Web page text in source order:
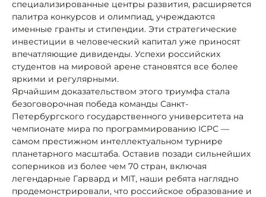
специализированные центры развития, расширяется
палитра конкурсов и олимпиад, учреждаются
именные гранты и стипендии. Эти стратегические
инвестиции в человеческий капитал уже приносят
впечатляющие дивиденды. Успехи российских
студентов на мировой арене становятся все более
яркими и регулярными.
Ярчайшим доказательством этого триумфа стала
безоговорочная победа команды Санкт-
Петербургского государственного университета на
чемпионате мира по программированию ICPC —
самом престижном интеллектуальном турнире
планетарного масштаба. Оставив позади сильнейших
соперников из более чем 70 стран, включая
легендарные Гарвард и MIT, наши ребята наглядно
продемонстрировали, что российское образование и